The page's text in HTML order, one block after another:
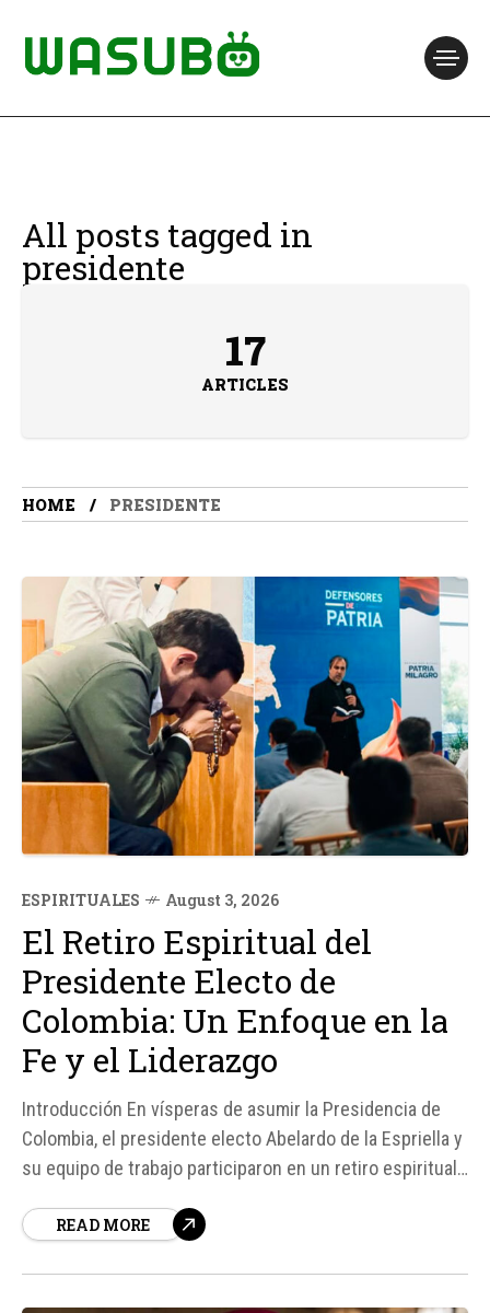
All posts tagged in
presidente
17
ARTICLES
HOME PRESIDENTE
ESPIRITUALES August 3, 2026
El Retiro Espiritual del
Presidente Electo de
Colombia: Un Enfoque en la
Fe y el Liderazgo
Introducción En vísperas de asumir la Presidencia de
Colombia, el presidente electo Abelardo de la Espriella y
su equipo de trabajo participaron en un retiro espiritual,
convicción de que la fe y la espiritualidad deben ser
READ MORE